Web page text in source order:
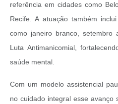
referência em cidades como
Recife. A atuação também
como janeiro branco, setembro
Luta Antimanicomial,
saúde mental.
Com um modelo assistencial
no cuidado integral esse